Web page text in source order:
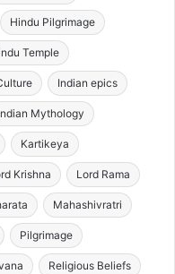
Hindu Pilgrimage
Temple
Indian epics
Mythology
Kartikeya
Krishna Lord Rama
Mahashivratri
Pilgrimage
Religious Beliefs